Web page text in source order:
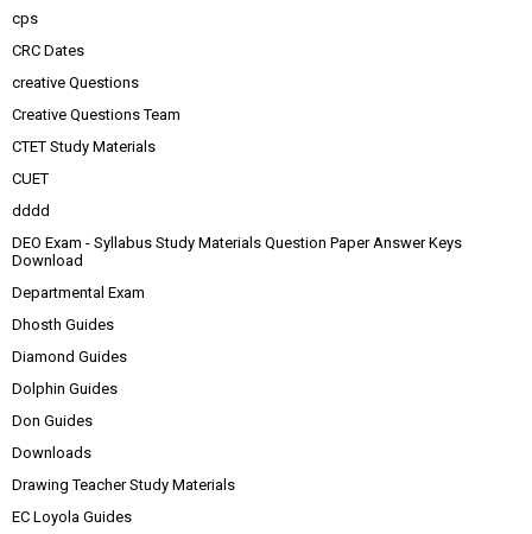
cps
CRC Dates
creative Questions
Creative Questions Team
CTET Study Materials
CUET
dddd
DEO Exam - Syllabus Study Materials Question Paper Answer Keys
Download
Departmental Exam
Dhosth Guides
Diamond Guides
Dolphin Guides
Don Guides
Downloads
Drawing Teacher Study Materials
EC Loyola Guides